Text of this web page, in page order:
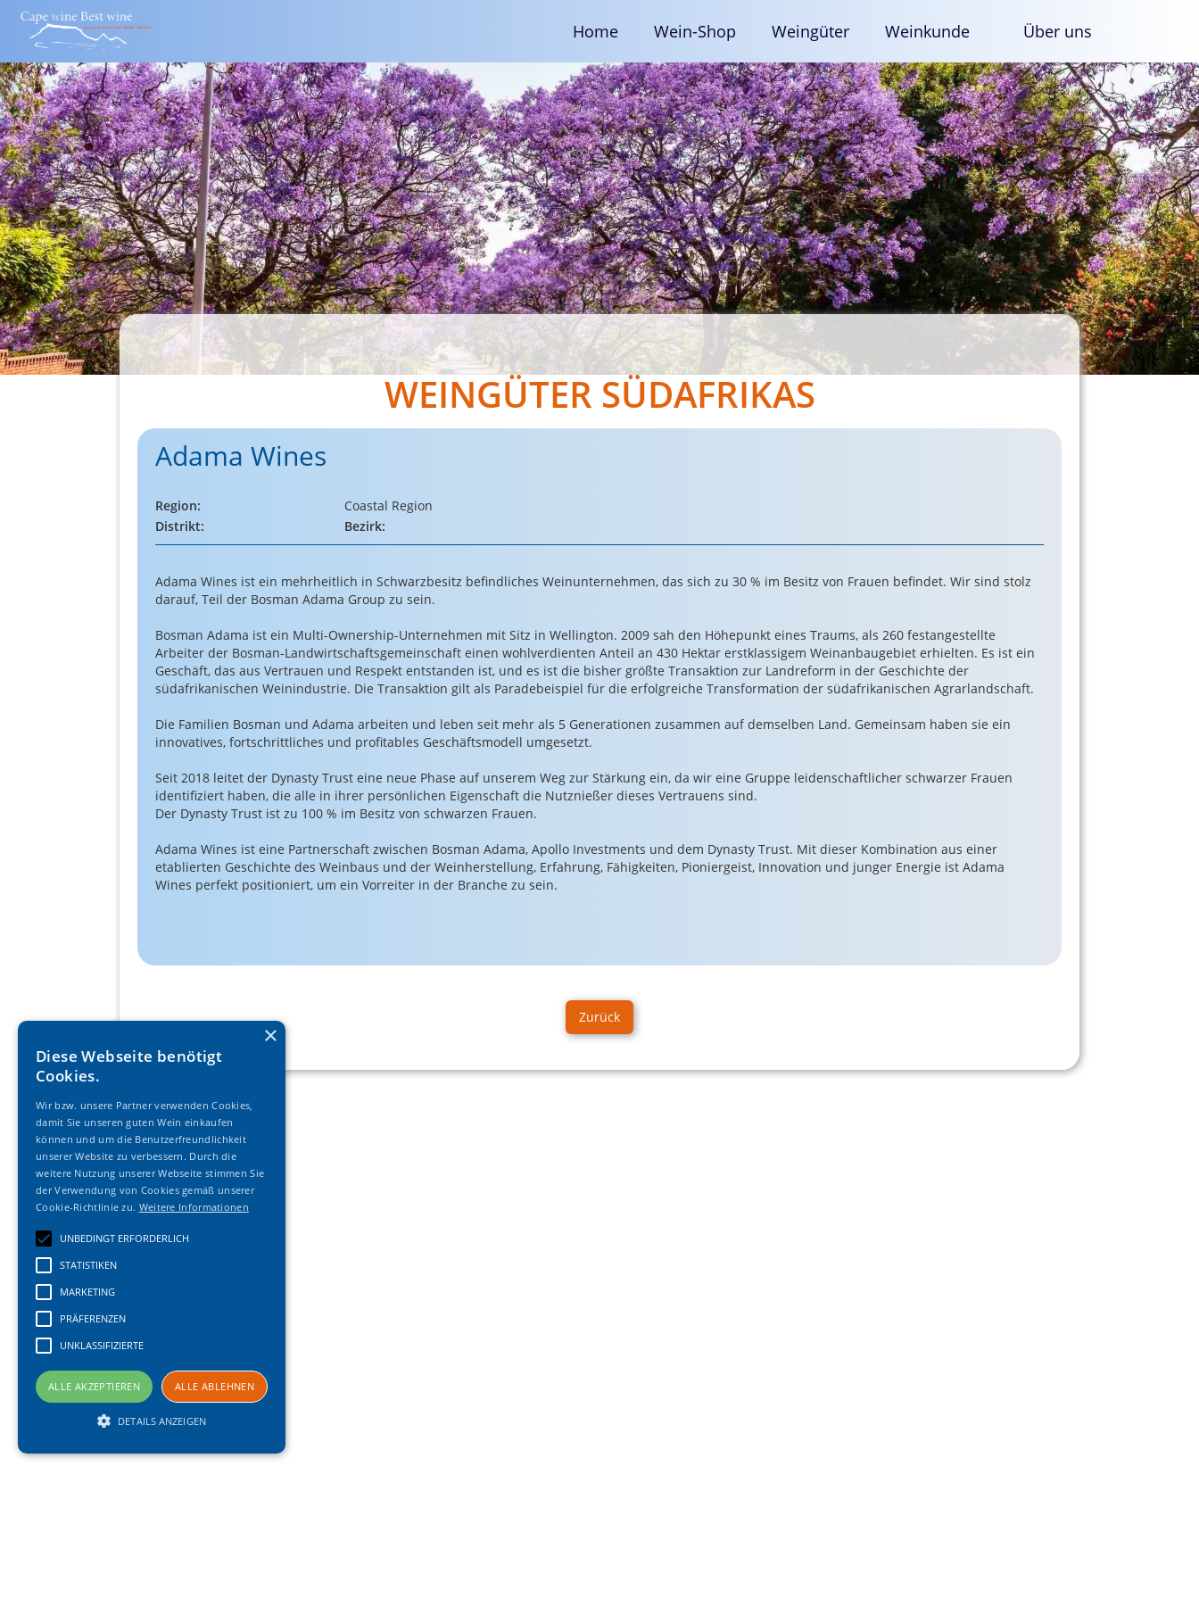
Home Wein-Shop Weingüter Weinkunde Über uns
WEINGÜTER SÜDAFRIKAS
Adama Wines
Region:
Coastal Region
Distrikt:
Bezirk:
Adama Wines ist ein mehrheitlich in Schwarzbesitz befindliches Weinunternehmen, das sich zu 30 % im Besitz von Frauen befindet. Wir sind stolz
darauf, Teil der Bosman Adama Group zu sein.
Bosman Adama ist ein Multi-Ownership-Unternehmen mit Sitz in Wellington. 2009 sah den Höhepunkt eines Traums, als 260 festangestellte
Arbeiter der Bosman-Landwirtschaftsgemeinschaft einen wohlverdienten Anteil an 430 Hektar erstklassigem Weinanbaugebiet erhielten. Es ist ein
Geschäft, das aus Vertrauen und Respekt entstanden ist, und es ist die bisher größte Transaktion zur Landreform in der Geschichte der
südafrikanischen Weinindustrie. Die Transaktion gilt als Paradebeispiel für die erfolgreiche Transformation der südafrikanischen Agrarlandschaft.
Die Familien Bosman und Adama arbeiten und leben seit mehr als 5 Generationen zusammen auf demselben Land. Gemeinsam haben sie ein
innovatives, fortschrittliches und profitables Geschäftsmodell umgesetzt.
Seit 2018 leitet der Dynasty Trust eine neue Phase auf unserem Weg zur Stärkung ein, da wir eine Gruppe leidenschaftlicher schwarzer Frauen
identifiziert haben, die alle in ihrer persönlichen Eigenschaft die Nutznießer dieses Vertrauens sind.
Der Dynasty Trust ist zu 100 % im Besitz von schwarzen Frauen.
Adama Wines ist eine Partnerschaft zwischen Bosman Adama, Apollo Investments und dem Dynasty Trust. Mit dieser Kombination aus einer
etablierten Geschichte des Weinbaus und der Weinherstellung, Erfahrung, Fähigkeiten, Pioniergeist, Innovation und junger Energie ist Adama
Wines perfekt positioniert, um ein Vorreiter in der Branche zu sein.
Zurück
Diese Webseite benötigt
Cookies.
Wir bzw. unsere Partner verwenden Cookies,
damit Sie unseren guten Wein einkaufen
können und um die Benutzerfreundlichkeit
unserer Website zu verbessern. Durch die
weitere Nutzung unserer Webseite stimmen Sie
der Verwendung von Cookies gemäß unserer
Cookie-Richtlinie zu. Weitere Informationen
UNBEDINGT ERFORDERLICH
STATISTIKEN
MARKETING
PRÄFERENZEN
UNKLASSIFIZIERTE
ALLE AKZEPTIEREN ALLE ABLEHNEN
DETAILS ANZEIGEN
×